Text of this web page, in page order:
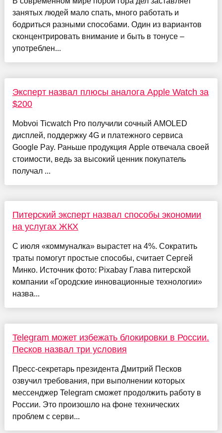
занятых людей мало спать, много работать и
бодриться разными способами. Один из вариантов
сконцентрировать внимание и быть в тонусе –
употреблен...
Эксперт назвал плюсы аналога Apple Watch за
$200
Mobvoi Ticwatch Pro получили сочный AMOLED
дисплей, поддержку 4G и платежного сервиса
Google Pay. Раньше продукция Apple отвечала своей
стоимости, ведь за высокий ценник покупатель
получал ...
Питерский эксперт назвал способы экономии
на услугах ЖКХ
С июля «коммуналка» вырастет на 4%. Сократить
траты помогут простые способы, считает Сергей
Минко. Источник фото: Pixabay Глава питерской
компании «Городские инновационные технологии»
назва...
Telegram может избежать блокировки в России.
Песков назвал три условия
Пресс-секретарь президента Дмитрий Песков
озвучил требования, при выполнении которых
мессенджер Telegram сможет продолжить работу в
России. Это произошло на фоне технических
проблем с серви...